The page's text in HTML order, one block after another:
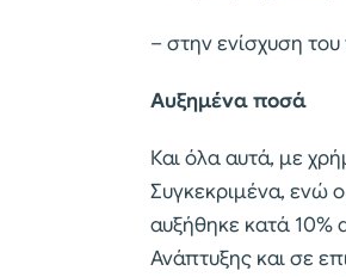
– στην ενίσχυση
Αυξημένα ποσά
Και όλα αυτά, με
Συγκεκριμένα, ενώ
αυξήθηκε κατά 10%
Ανάπτυξης και σε